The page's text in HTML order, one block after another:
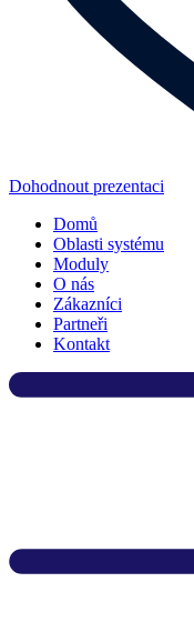
Dohodnout prezentaci
Domů
Oblasti systému
Moduly
O nás
Zákazníci
Partneři
Kontakt